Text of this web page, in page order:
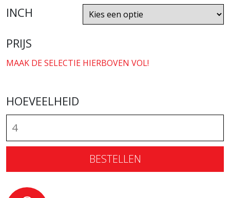
INCH
PRIJS
MAAK DE SELECTIE HIERBOVEN VOL!
HOEVEELHEID
BESTELLEN